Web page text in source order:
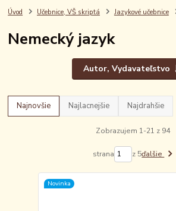
Úvod Učebnice, VŠ skriptá Jazykové učebnice
Nemecký jazyk
Autor, Vydavateľstvo
Najnovšie Najlacnejšie Najdrahšie
Zobrazujem 1-21 z 94
strana z 5ďalšie
Novinka